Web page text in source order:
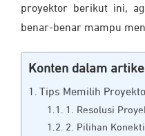
proyektor berikut ini,
benar-benar mampu
Konten dalam
Tips Memilih
1. Resolusi
2. Pilihan